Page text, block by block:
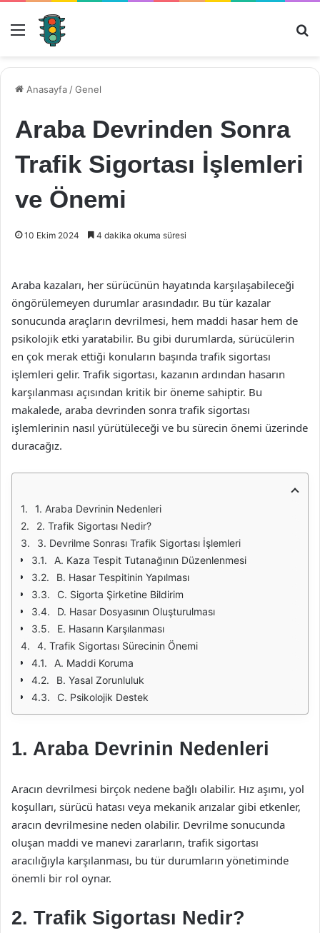
Menü
Anasayfa /Genel
Araba Devrinden Sonra
Trafik Sigortası İşlemleri
ve Önemi
10 Ekim 2024 4 dakika okuma süresi
Araba kazaları, her sürücünün hayatında karşılaşabileceği
öngörülemeyen durumlar arasındadır. Bu tür kazalar
sonucunda araçların devrilmesi, hem maddi hasar hem de
psikolojik etki yaratabilir. Bu gibi durumlarda, sürücülerin
en çok merak ettiği konuların başında trafik sigortası
işlemleri gelir. Trafik sigortası, kazanın ardından hasarın
karşılanması açısından kritik bir öneme sahiptir. Bu
makalede, araba devrinden sonra trafik sigortası
işlemlerinin nasıl yürütüleceği ve bu sürecin önemi üzerinde
duracağız.
1. Araba Devrinin Nedenleri
2. Trafik Sigortası Nedir?
3. Devrilme Sonrası Trafik Sigortası İşlemleri
A. Kaza Tespit Tutanağının Düzenlenmesi
B. Hasar Tespitinin Yapılması
C. Sigorta Şirketine Bildirim
D. Hasar Dosyasının Oluşturulması
E. Hasarın Karşılanması
4. Trafik Sigortası Sürecinin Önemi
A. Maddi Koruma
B. Yasal Zorunluluk
C. Psikolojik Destek
1. Araba Devrinin Nedenleri
Aracın devrilmesi birçok nedene bağlı olabilir. Hız aşımı, yol
koşulları, sürücü hatası veya mekanik arızalar gibi etkenler,
aracın devrilmesine neden olabilir. Devrilme sonucunda
oluşan maddi ve manevi zararların, trafik sigortası
aracılığıyla karşılanması, bu tür durumların yönetiminde
önemli bir rol oynar.
2. Trafik Sigortası Nedir?